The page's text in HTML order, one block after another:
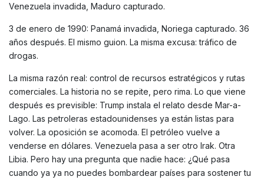
Venezuela invadida, Maduro capturado.
3 de enero de 1990: Panamá invadida, Noriega capturado. 36
años después. El mismo guion. La misma excusa: tráfico de
drogas.
La misma razón real: control de recursos estratégicos y rutas
comerciales. La historia no se repite, pero rima. Lo que viene
después es previsible: Trump instala el relato desde Mar-a-
Lago. Las petroleras estadounidenses ya están listas para
volver. La oposición se acomoda. El petróleo vuelve a
venderse en dólares. Venezuela pasa a ser otro Irak. Otra
Libia. Pero hay una pregunta que nadie hace: ¿Qué pasa
cuando ya ya no puedes bombardear países para sostener tu